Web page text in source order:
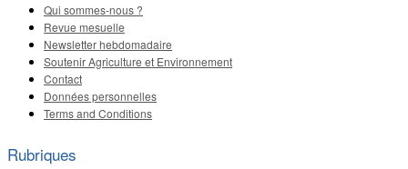
Qui sommes-nous ?
Revue mesuelle
Newsletter hebdomadaire
Soutenir Agriculture et Environnement
Contact
Données personnelles
Terms and Conditions
Rubriques